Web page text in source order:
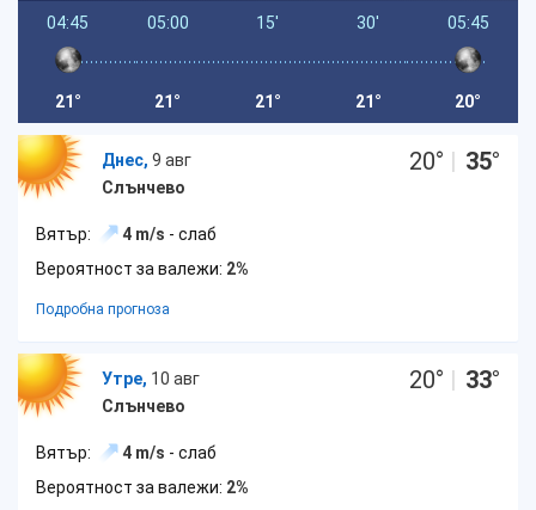
04:45
21°
05:00
21°
15'
21°
30'
21°
05:45
20°
Днес, 9 авг
Слънчево
20° | 35°
Вятър: 4 m/s - слаб
Вероятност за валежи: 2%
Подробна прогноза
Утре, 10 авг
Слънчево
20° | 33°
Вятър: 4 m/s - слаб
Вероятност за валежи: 2%